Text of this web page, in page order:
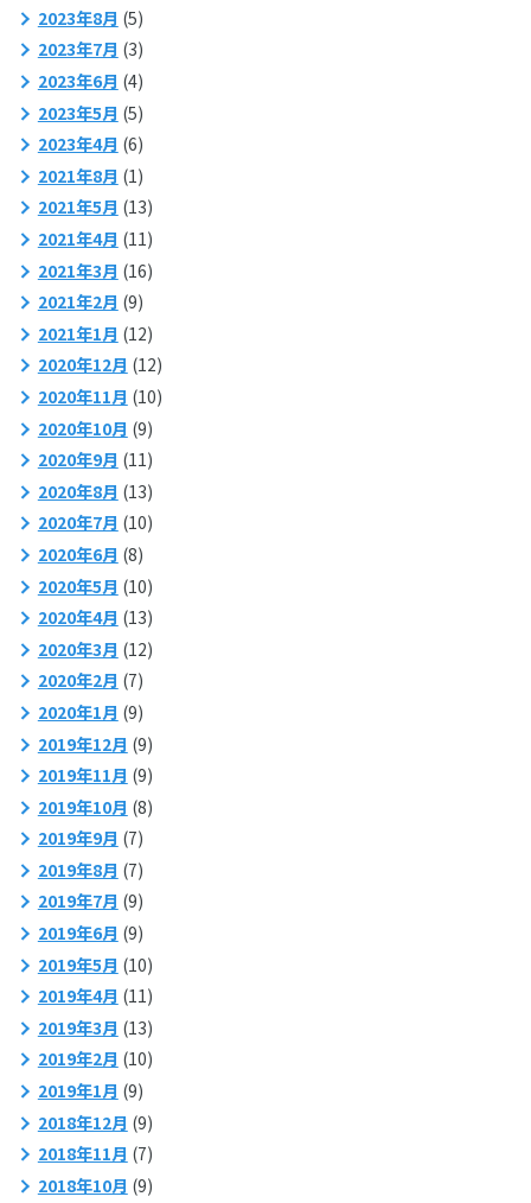
2023年8月 (5)
2023年7月 (3)
2023年6月 (4)
2023年5月 (5)
2023年4月 (6)
2021年8月 (1)
2021年5月 (13)
2021年4月 (11)
2021年3月 (16)
2021年2月 (9)
2021年1月 (12)
2020年12月 (12)
2020年11月 (10)
2020年10月 (9)
2020年9月 (11)
2020年8月 (13)
2020年7月 (10)
2020年6月 (8)
2020年5月 (10)
2020年4月 (13)
2020年3月 (12)
2020年2月 (7)
2020年1月 (9)
2019年12月 (9)
2019年11月 (9)
2019年10月 (8)
2019年9月 (7)
2019年8月 (7)
2019年7月 (9)
2019年6月 (9)
2019年5月 (10)
2019年4月 (11)
2019年3月 (13)
2019年2月 (10)
2019年1月 (9)
2018年12月 (9)
2018年11月 (7)
2018年10月 (9)